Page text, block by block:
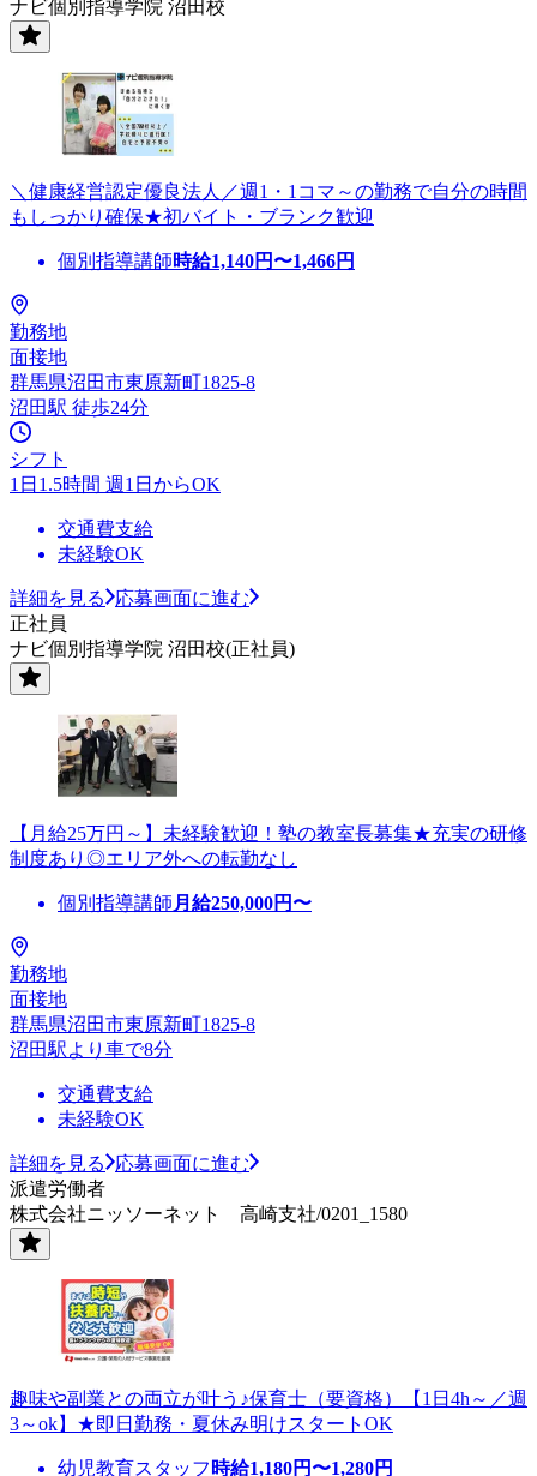
ナビ個別指導学院 沼田校
＼健康経営認定優良法人／週1・1コマ～の勤務で自分の時間
もしっかり確保★初バイト・ブランク歓迎
個別指導講師時給1,140円〜1,466円
勤務地
面接地
群馬県沼田市東原新町1825-8
沼田駅 徒歩24分
シフト
1日1.5時間 週1日からOK
交通費支給
未経験OK
詳細を見る
応募画面に進む
正社員
ナビ個別指導学院 沼田校(正社員)
【月給25万円～】未経験歓迎！塾の教室長募集★充実の研修
制度あり◎エリア外への転勤なし
個別指導講師 月給250,000円〜
勤務地
面接地
群馬県沼田市東原新町1825-8
沼田駅より車で8分
交通費支給
未経験OK
詳細を見る
応募画面に進む
派遣労働者
株式会社ニッソーネット 高崎支社/0201_1580
趣味や副業との両立が叶う♪保育士（要資格）【1日4h～／週
3～ok】★即日勤務・夏休み明けスタートOK
幼児教育スタッフ 時給1,180円〜1,280円